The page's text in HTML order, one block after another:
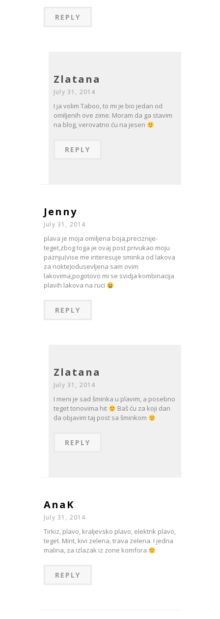
REPLY
Zlatana
July 31, 2014
I ja volim Taboo, to mi je bio jedan od
omiljenih ove zime. Moram da ga stavim
na blog, verovatno ću na jesen
REPLY
Jenny
July 31, 2014
plava je moja omiljena boja,preciznije-
teget,zbog toga je ovaj post privukao moju
paznju(vise me interesuje sminka od lakova
za nokte)odusevljena sam ovim
lakovima,pogotovo mi se svidja kombinacija
plavih lakova na ruci
REPLY
Zlatana
July 31, 2014
I meni je sad šminka u plavim, a posebno
teget tonovima hit
Baš ću za koji dan
da objavim taj post sa šminkom
REPLY
AnaK
July 31, 2014
Tirkiz, plavo, kraljevsko plavo, elektrik plavo,
teget. Mint, kivi zelena, trava zelena. I jedna
malina, za izlazak iz zone komfora
REPLY